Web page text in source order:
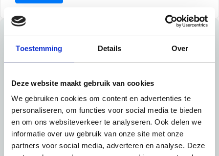
Toestemming Details Over
Deze website maakt gebruik van cookies
We gebruiken cookies om content en advertenties te
personaliseren, om functies voor social media te bieden
en om ons websiteverkeer te analyseren. Ook delen we
informatie over uw gebruik van onze site met onze
partners voor social media, adverteren en analyse. Deze
Tips
Tip 1:
Schrijf een duidelijke introductie en geef de volgende
informatie mee:
Ben je student, werkachtig of werkzoekend